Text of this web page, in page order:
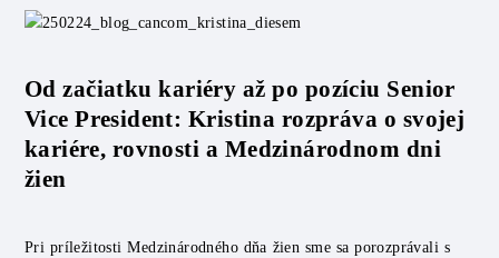
Od začiatku kariéry až po pozíciu Senior
Vice President: Kristina rozpráva o svojej
kariére, rovnosti a Medzinárodnom dni
žien
Pri príležitosti Medzinárodného dňa žien sme sa porozprávali s